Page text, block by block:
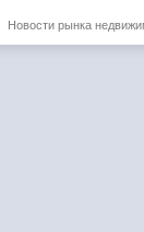
Новости рынка